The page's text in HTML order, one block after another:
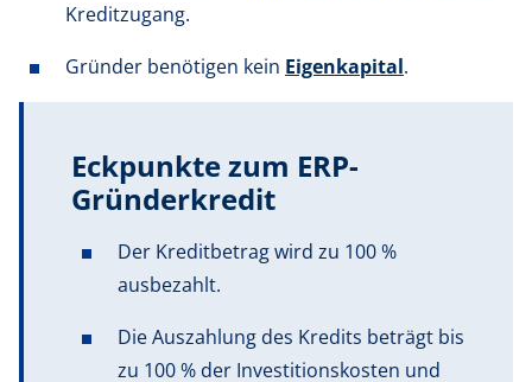
Kreditzugang.
Gründer benötigen kein Eigenkapital.
Eckpunkte zum ERP-
Gründerkredit
Der Kreditbetrag wird zu 100 %
ausbezahlt.
Die Auszahlung des Kredits beträgt bis
zu 100 % der Investitionskosten und